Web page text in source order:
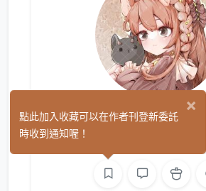
Winnie Ann
×
點此加入收藏可以在作者刊登新委託
時收到通知喔！